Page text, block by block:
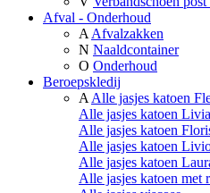
Afval - Onderhoud
A Afvalzakken
N Naaldcontainer
O Onderhoud
Beroepskledij
A Alle jasjes katoen
Alle jasjes katoen Livia
Alle jasjes katoen
Alle jasjes katoen
Alle jasjes katoen
Alle jasjes katoen met